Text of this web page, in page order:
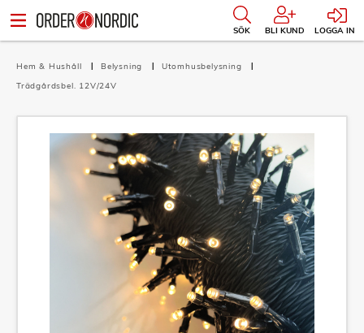
SÖK BLI KUND LOGGA IN
Hem & Hushåll Belysning
Utomhusbelysning
Trädgårdsbel. 12V/24V